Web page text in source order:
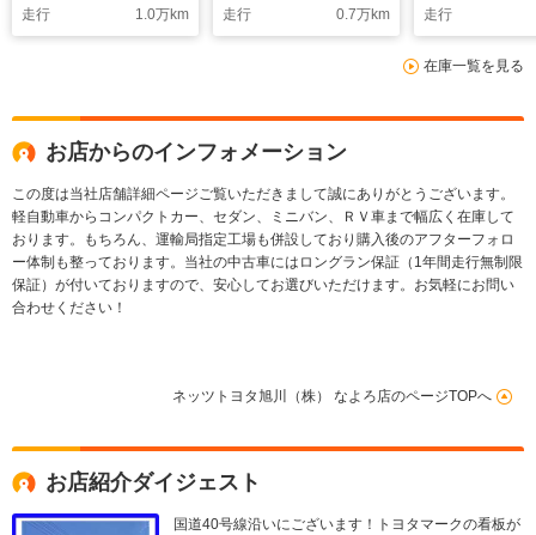
走行
1.0万km
走行
0.7万km
走行
在庫一覧を見る
お店からのインフォメーション
この度は当社店舗詳細ページご覧いただきまして誠にありがとうございます。
軽自動車からコンパクトカー、セダン、ミニバン、ＲＶ車まで幅広く在庫して
おります。もちろん、運輸局指定工場も併設しており購入後のアフターフォロ
ー体制も整っております。当社の中古車にはロングラン保証（1年間走行無制限
保証）が付いておりますので、安心してお選びいただけます。お気軽にお問い
合わせください！
ネッツトヨタ旭川（株） なよろ店のページTOPへ
お店紹介ダイジェスト
国道40号線沿いにございます！トヨタマークの看板が